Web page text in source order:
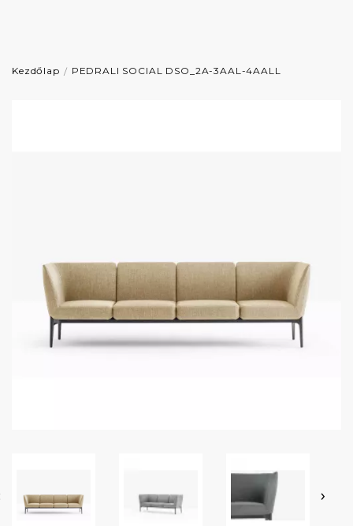
Kezdőlap PEDRALI SOCIAL DSO_2A-3AAL-4AALL
›